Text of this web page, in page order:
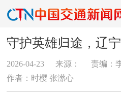
守护英雄归途，辽
2026-04-23 来源：
责编：
作者：时樱 张潆心